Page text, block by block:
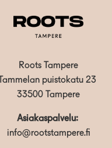
Roots Tampere
Tammelan puistokatu 23
33500 Tampere
Asiakaspalvelu:
info@rootstampere.fi